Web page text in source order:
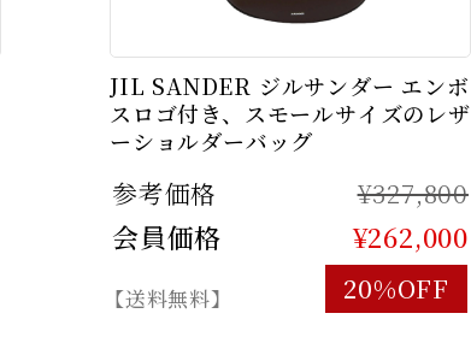
JIL SANDER ジルサンダー エンボ
スロゴ付き、スモールサイズのレザ
ーショルダーバッグ
参考価格 ¥327,800
会員価格 ¥262,000
【送料無料】 20%OFF